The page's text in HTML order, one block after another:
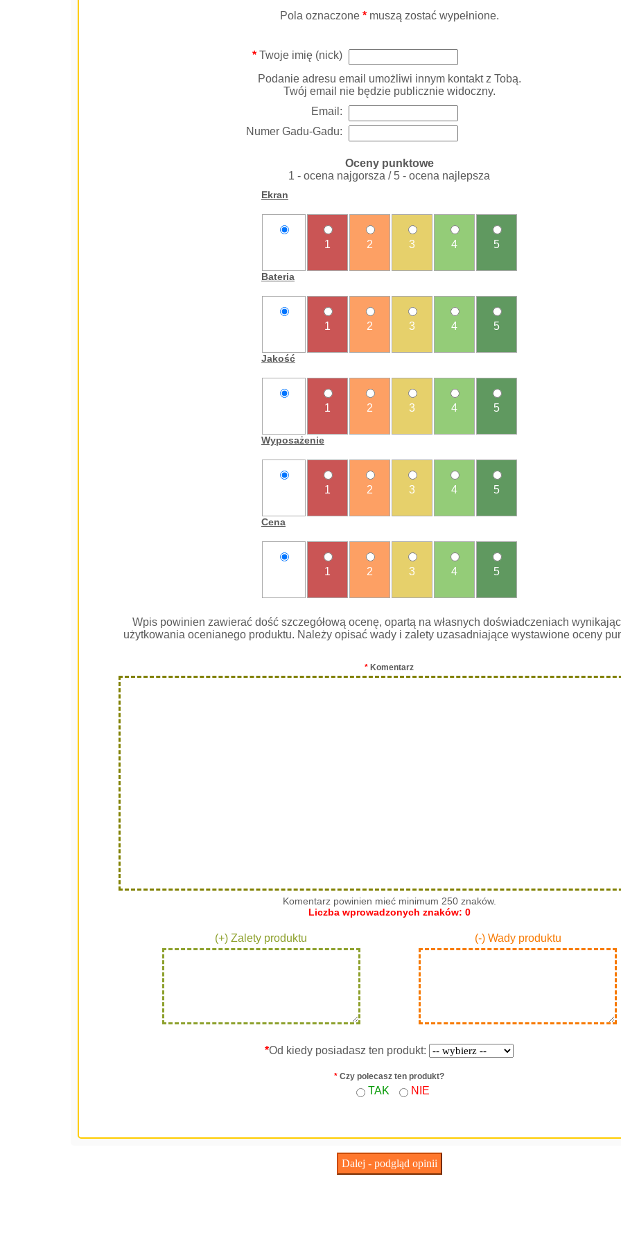
Pola oznaczone *muszą zostać wypełnione.
*Twoje imię (nick)
Podanie adresu email umożliwi innym kontakt z Tobą.
Twój email nie będzie publicznie widoczny.
Email:
Numer Gadu-Gadu:
Oceny punktowe
1 - ocena najgorsza / 5 - ocena najlepsza
Ekran
1 2 3 4 5
Bateria
1 2 3 4 5
Jakość
1 2 3 4 5
Wyposażenie
1 2 3 4 5
Cena
1 2 3 4 5
Wpis powinien zawierać dość szczegółową ocenę, opartą na własnych doświadczeniach
użytkowania ocenianego produktu. Należy opisać wady i zalety uzasadniające wystawione oceny
* Komentarz
Komentarz powinien mieć minimum 250 znaków.
Liczba wprowadzonych znaków: 0
(+) Zalety produktu (-) Wady produktu
*Od kiedy posiadasz ten produkt:
* Czy polecasz ten produkt?
TAK NIE